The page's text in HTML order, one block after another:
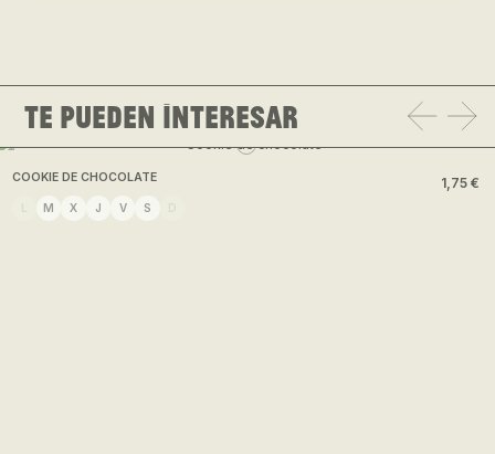
Te pueden interesar
COOKIE DE CHOCOLATE 1,75 €
M X J V S